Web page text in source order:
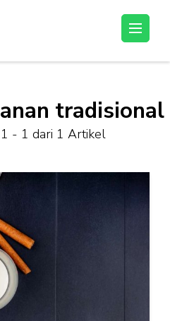
tradisional
- 1 dari 1 Artikel